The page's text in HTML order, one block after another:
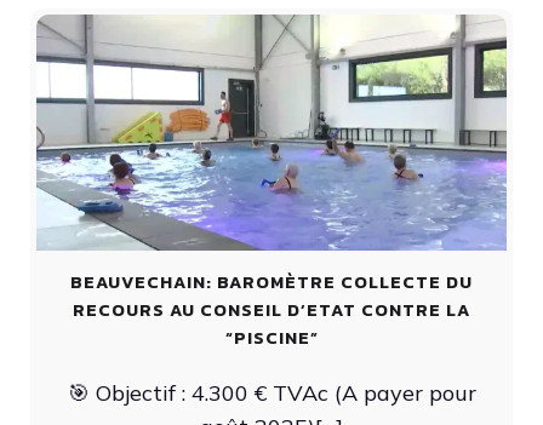
BEAUVECHAIN: BAROMÈTRE COLLECTE DU
RECOURS AU CONSEIL D’ETAT CONTRE LA
“PISCINE”
🎯 Objectif : 4.300 € TVAc (A payer pour